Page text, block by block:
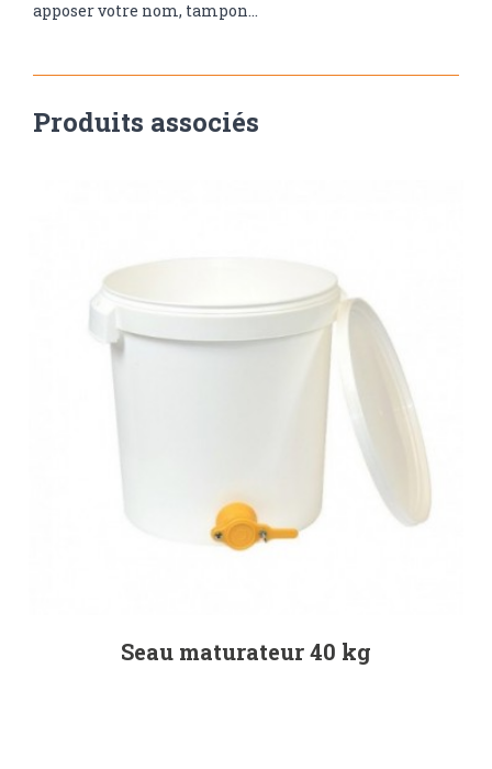
apposer votre nom, tampon...
Produits associés
Seau maturateur 40 kg